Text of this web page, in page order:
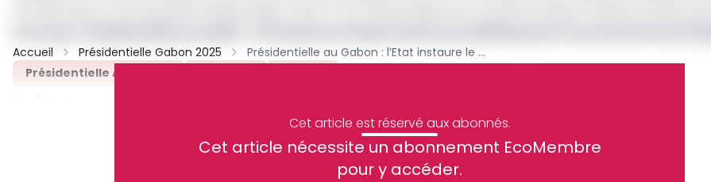
Cet article est réservé aux abonnés.
Cet article nécessite un abonnement EcoMembre
pour y accéder.
Accueil Présidentielle Gabon 2025
Présidentielle au Gabon : l’Etat instaure le transport gratuit pour le déplacement des électeurs
Présidentielle Au Gabon
Recevez notre briefing économique et financier tous les jours avant 10 heures.